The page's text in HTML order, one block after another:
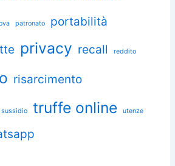
patronato
portabilità
privacy recall reddito
risarcimento
sussidio truffe online utenze